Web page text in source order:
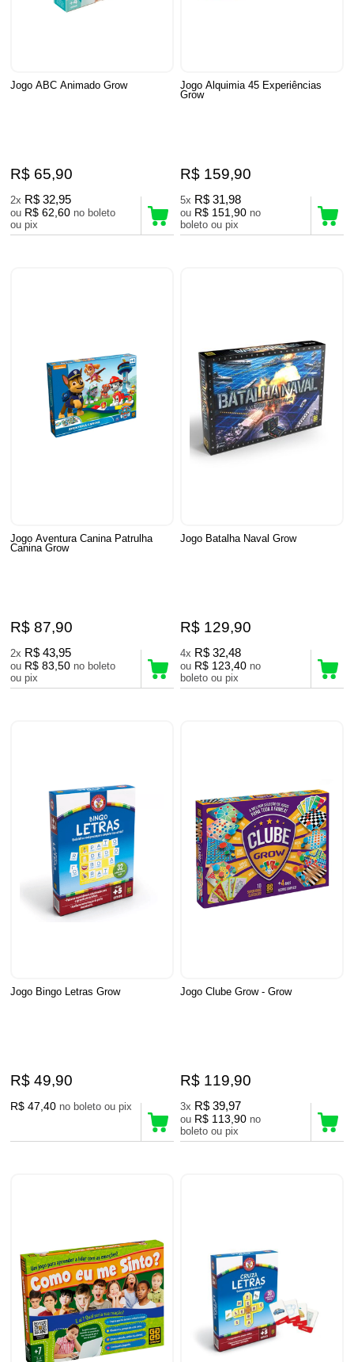
Jogo ABC Animado Grow
R$ 65,90
2x R$ 32,95
ou R$ 62,60 no boleto
ou pix
Jogo Alquimia 45 Experiências
Grow
R$ 159,90
5x R$ 31,98
ou R$ 151,90 no
boleto ou pix
Jogo Aventura Canina Patrulha
Canina Grow
R$ 87,90
2x R$ 43,95
ou R$ 83,50 no boleto
ou pix
Jogo Batalha Naval Grow
R$ 129,90
4x R$ 32,48
ou R$ 123,40 no
boleto ou pix
Jogo Bingo Letras Grow
R$ 49,90
R$ 47,40 no boleto ou pix
Jogo Clube Grow - Grow
R$ 119,90
3x R$ 39,97
ou R$ 113,90 no
boleto ou pix